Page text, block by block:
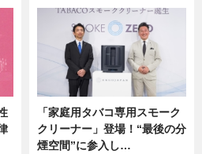
「家庭用タバコ専用スモーク
クリーナー」登場！“最後の分
煙空間”に参入し…